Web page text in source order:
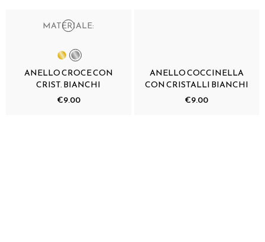
MATERIALE:
ANELLO CROCE CON
CRIST. BIANCHI
€9.00
ANELLO COCCINELLA
CON CRISTALLI BIANCHI
€9.00